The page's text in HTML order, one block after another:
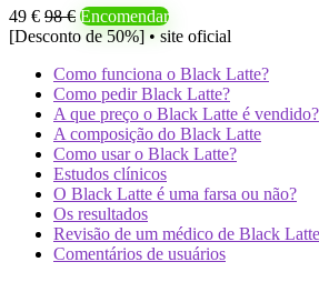
49 € 98 € Encomendar
[Desconto de 50%] • site oficial
Como funciona o Black Latte?
Como pedir Black Latte?
A que preço o Black Latte é vendido?
A composição do Black Latte
Como usar o Black Latte?
Estudos clínicos
O Black Latte é uma farsa ou não?
Os resultados
Revisão de um médico de Black Latte
Comentários de usuários